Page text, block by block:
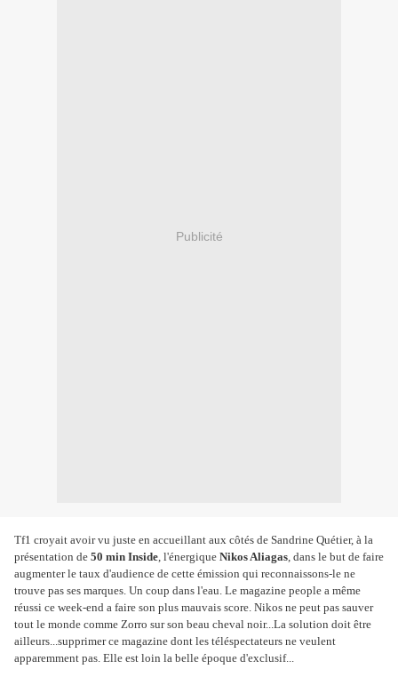
Publicité
Tf1 croyait avoir vu juste en accueillant aux côtés de Sandrine Quétier, à la
présentation de 50 min Inside, l'énergique Nikos Aliagas, dans le but de faire
augmenter le taux d'audience de cette émission qui reconnaissons-le ne
trouve pas ses marques. Un coup dans l'eau. Le magazine people a même
réussi ce week-end a faire son plus mauvais score. Nikos ne peut pas sauver
tout le monde comme Zorro sur son beau cheval noir...La solution doit être
ailleurs...supprimer ce magazine dont les téléspectateurs ne veulent
apparemment pas. Elle est loin la belle époque d'exclusif...